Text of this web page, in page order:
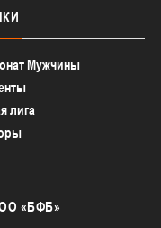
Мужчины
лига
«БФБ»